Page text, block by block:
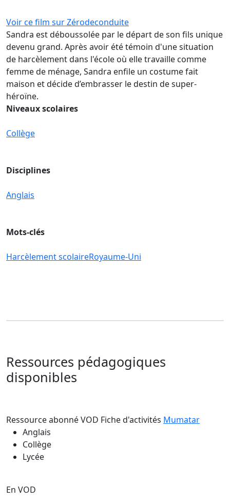
Voir ce film sur Zérodeconduite
Sandra est déboussolée par le départ de son fils unique
devenu grand. Après avoir été témoin d'une situation
de harcèlement dans l'école où elle travaille comme
femme de ménage, Sandra enfile un costume fait
maison et décide d’embrasser le destin de super-
héroïne.
Niveaux scolaires
Collège
Disciplines
Anglais
Mots-clés
Harcèlement scolaireRoyaume-Uni
Ressources pédagogiques
disponibles
Ressource abonné VOD Fiche d'activités Mumatar
Anglais
Collège
Lycée
En VOD